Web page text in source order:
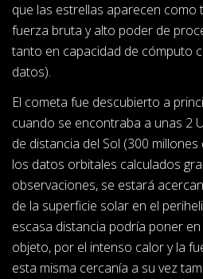
que las estrellas aparecen
fuerza bruta y alto poder de
tanto en capacidad de cómputo
datos).
El cometa fue descubierto a
cuando se encontraba a unas 2
de distancia del Sol (300
los datos orbitales calculados
observaciones, se estará
de la superficie solar en el
escasa distancia podría poner
objeto, por el intenso calor y la
esta misma cercanía a su vez